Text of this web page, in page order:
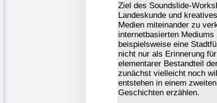
Ziel des Soundslide-
Landeskunde und
Medien miteinander zu
internetbasierten
beispielsweise eine
nicht nur als Erinnerung
elementarer Bestandteil
zunächst vielleicht noch
entstehen in einem
Geschichten erzählen.